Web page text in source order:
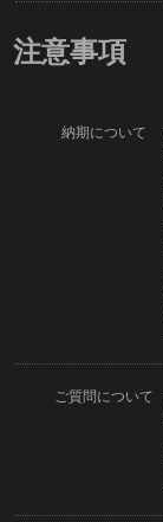
注意事項
納期について
ご質問について